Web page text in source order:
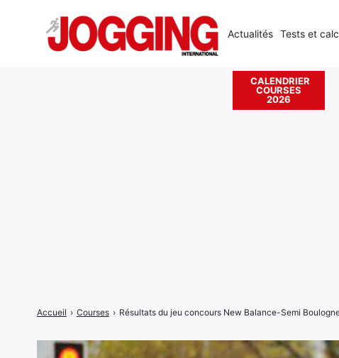
Accueil › Courses › Résultats du jeu concours New Balance-Semi
Actualités Tests et
CALENDRIER
COURSES
2026
Rechercher